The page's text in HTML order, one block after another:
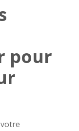
pour